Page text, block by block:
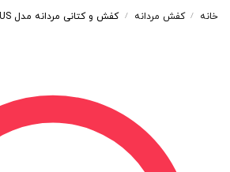
خانه / کفش مردانه / کفش و کتانی مردانه مدل ADIDAS_CAMPUS آدیداس کامپوس رنگ خاکی کد 57833